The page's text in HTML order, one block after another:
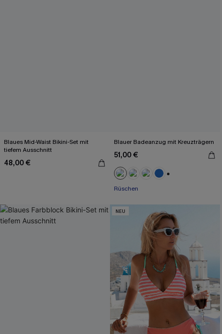
Blaues Mid-Waist Bikini-Set mit
tiefem Ausschnitt
48,00 €
Blauer Badeanzug mit Kreuzträgern
51,00 €
Rüschen
NEU